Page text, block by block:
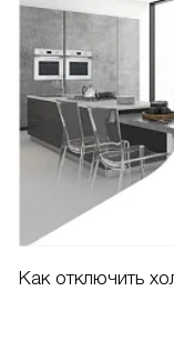
Как отключить